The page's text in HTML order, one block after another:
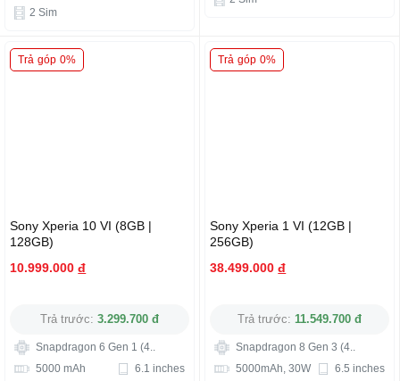
2 Sim
Trả góp 0%
Sony Xperia 10 VI (8GB |
128GB)
10.999.000 đ
Trả trước: 3.299.700 đ
Snapdragon 6 Gen 1 (4..
5000 mAh
6.1 inches
Trả góp 0%
Sony Xperia 1 VI (12GB |
256GB)
38.499.000 đ
Trả trước: 11.549.700 đ
Snapdragon 8 Gen 3 (4..
5000mAh, 30W
6.5 inches